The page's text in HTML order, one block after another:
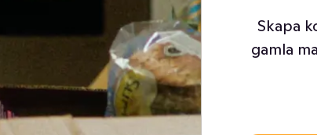
Skapa
gamla